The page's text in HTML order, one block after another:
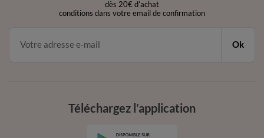
dès 20€ d’achat
conditions dans votre email de confirmation
Ok
Téléchargez l’application